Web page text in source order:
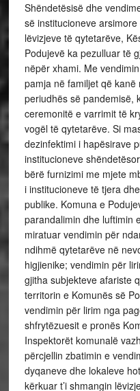
Shëndetësisë dhe
së institucioneve
lëvizjeve të qytetarëve,
Podujevë ka pezulluar të
nëpër xhami. Me
pamja në familjet që
periudhës së pandemisë,
ceremonitë e varrimit të
vogël të qytetarëve. Si
dezinfektimi i hapësirave
institucioneve
bërë furnizimi me mjete
i institucioneve të tjera
publike. Komuna e
parandalimin dhe luftimin
miratuar vendimin për
ndihmë qytetarëve në
higjienike; vendimin për
gjitha subjekteve afariste
territorin e Komunës së
vendimin për lirim nga
shfrytëzuesit e pronës
Inspektorët komunalë
përcjellin zbatimin e
dyqaneve dhe lokaleve
kërkuar t’i shmangin